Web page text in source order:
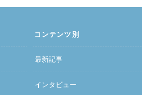
コンテンツ別
最新記事
インタビュー